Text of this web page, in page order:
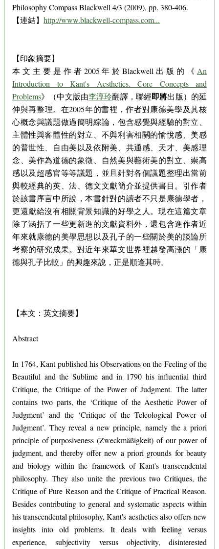
Philosophy Compass Blackwell 4/3 (2009), pp. 380-406.
【連結】 http://www.blackwell-compass.com...
【印象摘要】
本文主要是作者2005年於Blackwell出版的《 An
Introduction to Kant's Aesthetics. Core Concepts and
Problems》（中文版由李淳玲翻譯，聯經即將出版）的延
伸與再整理。在2005年的書裡，作者對康德美學及其核
心概念與議題做過簡明綜論，包含感覺與經驗的對立、
主體性與客體性的對立、不與利害相關的愉悅感、美感
的普世性、自由美以及依附美、共通感、天才、美感理
念、美作為道德的象徵、自然美與藝術美的對立、崇高
感以及超感官等等議題，並且針對各個議題整理出當前
與較經典的英、法、德文文獻簡介並提供書目。引作者
於該書序言中所說，本書針對的讀者不只是康德學者，
更還獻給沒有相關背景知識的好學之人。現在這篇文章
除了涵括了一些更新進的文獻資料外，還包含進作者近
年來就康德的美學思想以及孔子的一些關於美的談論所
考察的研究成果。對近年來華文世界裡越發高漲的「康
德與孔子比較」的興趣來說，正是順逢其時。
【本文：英文摘要】
Abstract
In 1764, Kant published his Observations on the Feeling of the
Beautiful and the Sublime and in 1790 his influential third
Critique, the Critique of the Power of Judgment. The latter
contains two parts, the ‘Critique of the Aesthetic Power of
Judgment’ and the ‘Critique of the Teleological Power of
Judgment’. They reveal a new principle, namely the a priori
principle of purposiveness (Zweckmäßigkeit) of our power of
judgment, and thereby offer new a priori grounds for beauty
and biology within the framework of Kant's transcendental
philosophy. They also unite the previous two Critiques, the
Critique of Pure Reason and the Critique of Practical Reason.
Besides contributing to general and systematic aspects within
his transcendental philosophy, Kant's aesthetics also offers new
insights into old problems. It deals with feeling versus
experience, subjectivity versus objectivity, disinterested